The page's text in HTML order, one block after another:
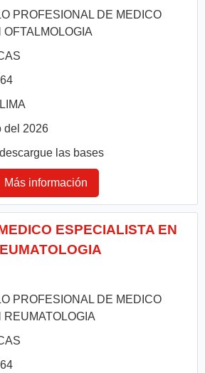
PROFESIONAL DE MEDICO
LIMA
del 2026
las bases
Más información
ESPECIALISTA EN
PROFESIONAL DE MEDICO
REUMATOLOGIA